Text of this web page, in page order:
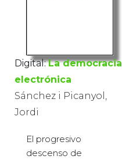
Digital: La democracia
electrónica
Sánchez i Picanyol,
Jordi
El progresivo
descenso de